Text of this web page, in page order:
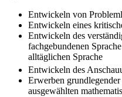
Entwickeln von
Entwickeln eines
Entwickeln des
fachgebundenen
alltäglichen Sprache
Entwickeln des
Erwerben
ausgewählten